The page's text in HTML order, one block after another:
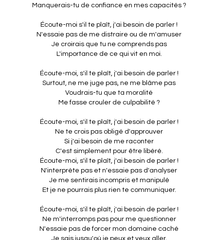
Manquerais-tu de confiance en mes capacités ?
Écoute-moi s'il te plaît, j'ai besoin de parler !
N'essaie pas de me distraire ou de m'amuser
Je croirais que tu ne comprends pas
L'importance de ce qui vit en moi.
Écoute-moi, s'il te plaît, j'ai besoin de parler !
Surtout, ne me juge pas, ne me blâme pas
Voudrais-tu que ta moralité
Me fasse crouler de culpabilité ?
Écoute-moi, s'il te plaît, j'ai besoin de parler !
Ne te crois pas obligé d'approuver
Si j'ai besoin de me raconter
C'est simplement pour être libéré.
Écoute-moi, s'il te plaît, j'ai besoin de parler !
N'interprète pas et n'essaie pas d'analyser
Je me sentirais incompris et manipulé
Et je ne pourrais plus rien te communiquer.
Écoute-moi, s'il te plaît, j'ai besoin de parler !
Ne m'interromps pas pour me questionner
N'essaie pas de forcer mon domaine caché